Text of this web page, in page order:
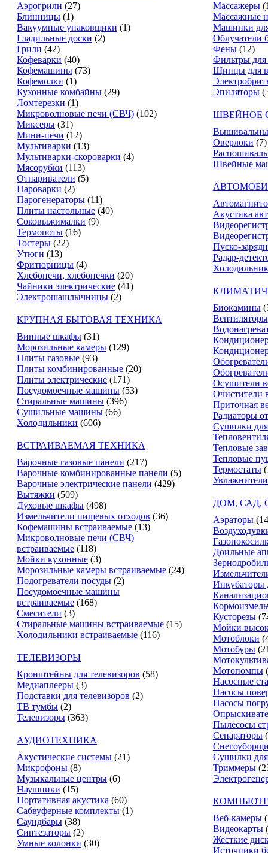
Аэрогрили (27)
Блинницы (1)
Вакуумные упаковщики (1)
Гладильные доски (2)
Грили (42)
Кофеварки (40)
Кофемашины (73)
Кофемолки (1)
Кухонные комбайны (29)
Ломтерезки (1)
Микроволновые печи (СВЧ) (102)
Миксеры (31)
Мини-печи (12)
Мультиварки (13)
Мультиварки-скороварки (4)
Мясорубки (113)
Отпариватели (5)
Пароварки (2)
Парогенераторы (11)
Плиты настольные (40)
Соковыжималки (9)
Термопоты (16)
Тостеры (22)
Утюги (13)
Фритюрницы (4)
Хлебопечи, хлебопечки (20)
Чайники электрические (41)
Электрошашлычницы (2)
КРУПНАЯ БЫТОВАЯ ТЕХНИКА
Винные шкафы (31)
Морозильные камеры (129)
Плиты газовые (93)
Плиты комбинированные (20)
Плиты электрические (171)
Посудомоечные машины (53)
Стиральные машины (396)
Сушильные машины (66)
Холодильники (606)
ВСТРАИВАЕМАЯ ТЕХНИКА
Варочные газовые панели (217)
Варочные комбинированные панели (5)
Варочные электрические панели (429)
Вытяжки (509)
Духовые шкафы (498)
Измельчители пищевых отходов (36)
Кофемашины встраиваемые (13)
Микроволновые печи (СВЧ)
встраиваемые (118)
Мойки кухонные (3)
Морозильные камеры встраиваемые (24)
Подогреватели посуды (2)
Посудомоечные машины
встраиваемые (168)
Смесители (3)
Стиральные машины встраиваемые (15)
Холодильники встраиваемые (116)
ТЕЛЕВИЗОРЫ
Кронштейны для телевизоров (58)
Медиаплееры (3)
Подставки для телевизоров (2)
ТВ тумбы (2)
Телевизоры (363)
АУДИОТЕХНИКА
Акустические системы (21)
Микрофоны (8)
Музыкальные центры (6)
Наушники (15)
Портативная акустика (60)
Сабвуферные комплекты (1)
Саундбары (38)
Синтезаторы (2)
Умные колонки (30)
Массажеры
Массажные
Машинки
Облучатели
Фены (12)
Фильтры
Щипцы для
Эпиляторы
ШВЕЙНОЕ
Оверлоки (7)
Швейные
Акустика
Пуско-
Радар-
Биокамины
Вентиляторы
Осушители
Очистители
Приточная
Радиаторы
Сушилки
Тепловые
Тепловые
Термостаты
ДОМ, САД,
Аэраторы
Доильные
Инкубаторы
Кусторезы
Мойки
Мотоблоки
Мотобуры
Мотопомпы
Насосные
Насосы
Насосы
Пылесосы
Сепараторы
Сушилки
Триммеры
Веб-камеры
Видеокарты
Жесткие
Источники